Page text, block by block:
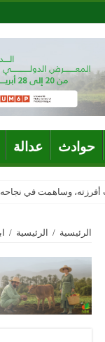
حوادث عدالة
أفرزته، وساهمت في
الرئيسية / الرئيسية /